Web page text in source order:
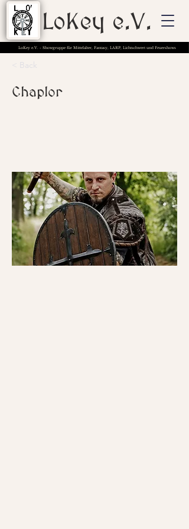
LoKey e.V.
LoKey e.V. - Showgruppe für Mittelalter, Fantasy, LARP, Lichtschwert und Feuershows
< Back
Chaplor